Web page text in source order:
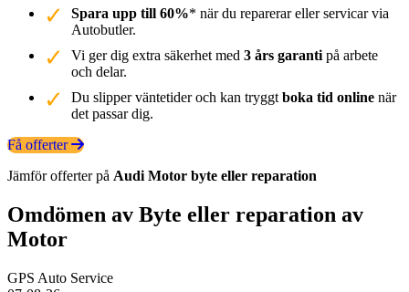
Spara upp till 60%* när du reparerar eller servicar via
Autobutler.
Vi ger dig extra säkerhet med 3 års garanti på arbete
och delar.
Du slipper väntetider och kan tryggt boka tid online när
det passar dig.
Få offerter
Jämför offerter på Audi Motor byte eller reparation
Omdömen av Byte eller reparation av
Motor
GPS Auto Service